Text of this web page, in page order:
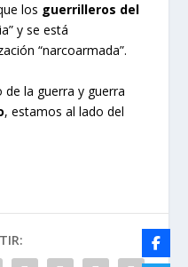
los guerrilleros del
y se está
“narcoarmada”.
de la guerra y guerra
, estamos al lado del